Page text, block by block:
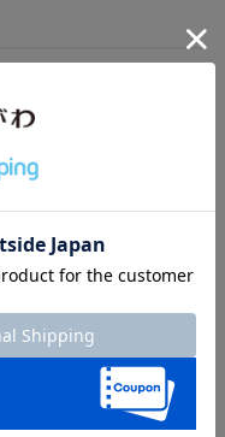
期便・ご相続のサポー
してお客様のお悩みに
詳細ページをご確認くだ